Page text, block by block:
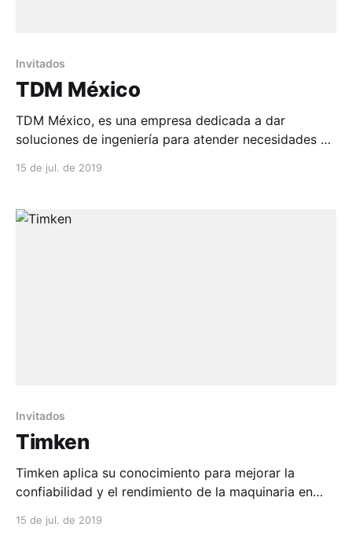
Invitados
TDM México
TDM México, es una empresa dedicada a dar
soluciones de ingeniería para atender necesidades de
vías,...
15 de jul. de 2019
Invitados
Timken
Timken aplica su conocimiento para mejorar la
confiabilidad y el rendimiento de la maquinaria en
dis...
15 de jul. de 2019